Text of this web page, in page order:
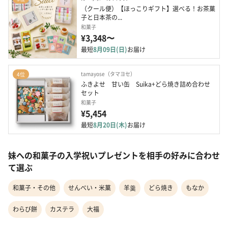
（クール便）【ほっこりギフト】選べる！お茶菓
子と日本茶の...
和菓子
¥3,348〜
最短8月09日(日)お届け
4位 tamayose（タマヨセ）
ふきよせ　甘い缶　Suika+どら焼き詰め合わせ
セット
和菓子
¥5,454
最短8月20日(木)お届け
妹への和菓子の入学祝いプレゼントを相手の好みに合わせ
て選ぶ
和菓子・その他 せんべい・米菓 羊羹 どら焼き もなか
わらび餅 カステラ 大福